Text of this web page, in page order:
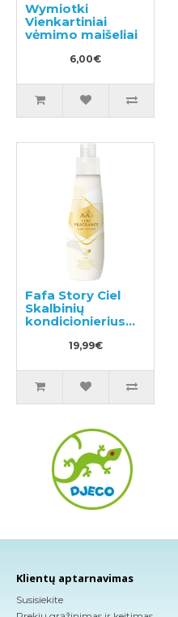
Wymiotki
Vienkartiniai
vėmimo maišeliai
6,00€
Fafa Story Ciel
Skalbinių
kondicionierius
19,99€
Klientų aptarnavimas
Susisiekite